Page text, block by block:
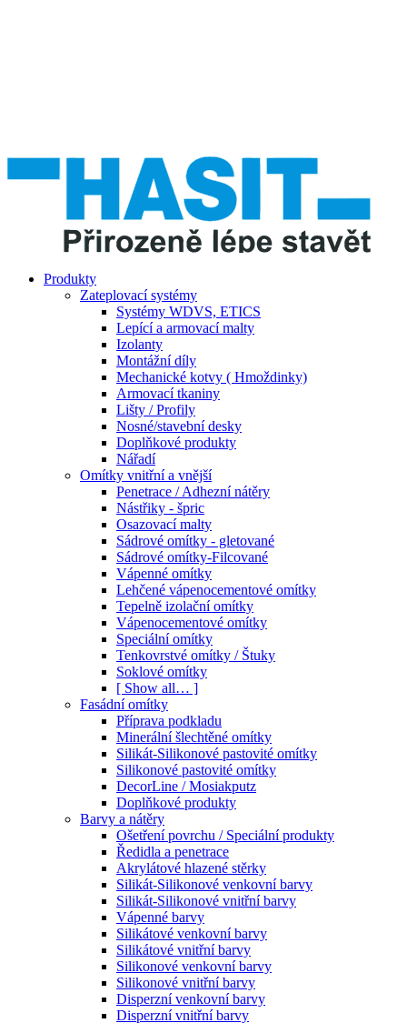
Produkty
Zateplovací systémy
Systémy WDVS, ETICS
Lepící a armovací malty
Izolanty
Montážní díly
Mechanické kotvy ( Hmoždinky)
Armovací tkaniny
Lišty / Profily
Nosné/stavební desky
Doplňkové produkty
Nářadí
Omítky vnitřní a vnější
Penetrace / Adhezní nátěry
Nástřiky - špric
Osazovací malty
Sádrové omítky - gletované
Sádrové omítky-Filcované
Vápenné omítky
Lehčené vápenocementové omítky
Tepelně izolační omítky
Vápenocementové omítky
Speciální omítky
Tenkovrstvé omítky / Štuky
Soklové omítky
[ Show all… ]
Fasádní omítky
Příprava podkladu
Minerální šlechtěné omítky
Silikát-Silikonové pastovité omítky
Silikonové pastovité omítky
DecorLine / Mosiakputz
Doplňkové produkty
Barvy a nátěry
Ošetření povrchu / Speciální produkty
Ředidla a penetrace
Akrylátové hlazené stěrky
Silikát-Silikonové venkovní barvy
Silikát-Silikonové vnitřní barvy
Vápenné barvy
Silikátové venkovní barvy
Silikátové vnitřní barvy
Silikonové venkovní barvy
Silikonové vnitřní barvy
Disperzní venkovní barvy
Disperzní vnitřní barvy